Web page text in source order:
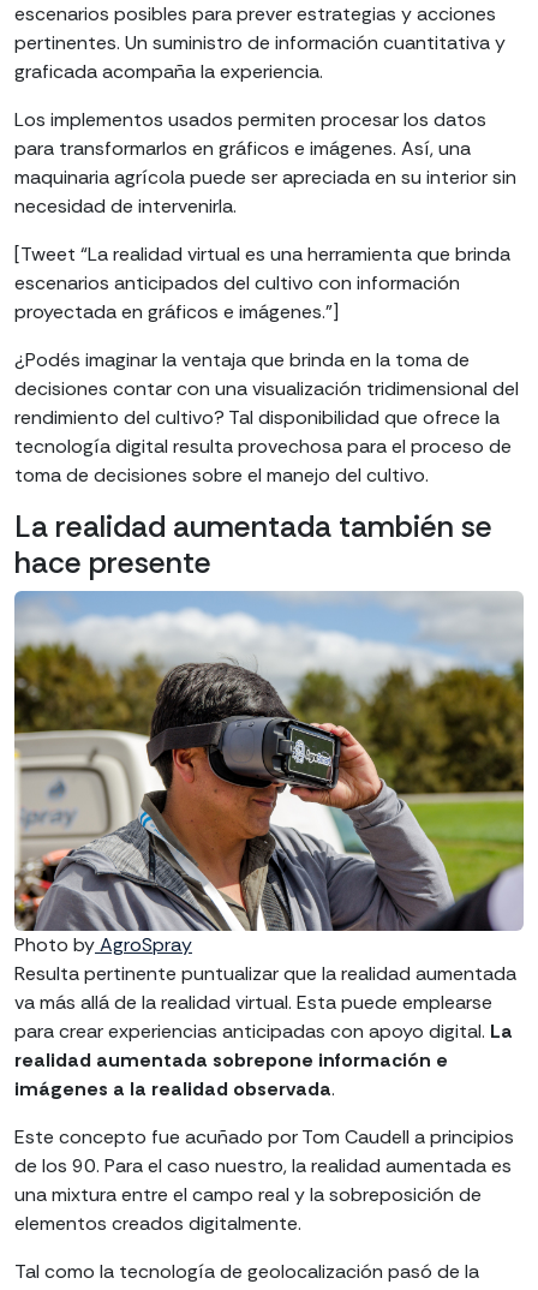
escenarios posibles para prever estrategias y acciones
pertinentes. Un suministro de información cuantitativa y
graficada acompaña la experiencia.
Los implementos usados permiten procesar los datos
para transformarlos en gráficos e imágenes. Así, una
maquinaria agrícola puede ser apreciada en su interior sin
necesidad de intervenirla.
[Tweet “La realidad virtual es una herramienta que brinda
escenarios anticipados del cultivo con información
proyectada en gráficos e imágenes.”]
¿Podés imaginar la ventaja que brinda en la toma de
decisiones contar con una visualización tridimensional del
rendimiento del cultivo? Tal disponibilidad que ofrece la
tecnología digital resulta provechosa para el proceso de
toma de decisiones sobre el manejo del cultivo.
La realidad aumentada también se
hace presente
Photo byAgroSpray
Resulta pertinente puntualizar que la realidad aumentada
va más allá de la realidad virtual. Esta puede emplearse
para crear experiencias anticipadas con apoyo digital. La
realidad aumentada sobrepone información e
imágenes a la realidad observada.
Este concepto fue acuñado por Tom Caudell a principios
de los 90. Para el caso nuestro, la realidad aumentada es
una mixtura entre el campo real y la sobreposición de
elementos creados digitalmente.
Tal como la tecnología de geolocalización pasó de la